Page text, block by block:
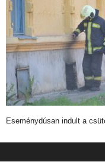
Eseménydúsan indult a